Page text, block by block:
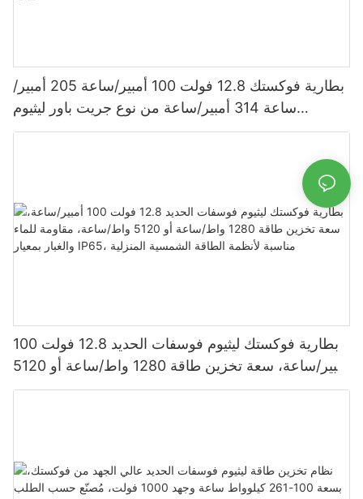
بطارية فوكستك 12.8 فولت 100 أمبير/ساعة 205 أمبير/
ساعة 314 أمبير/ساعة من نوع جريت باور ليثيوم
فوسفات الحديد 1280 واط/ساعة - 5120 واط/ساعة،
بطارية فوكستك ليثيوم فوسفات الحديد 12.8 فولت 100
أمبير/ساعة، سعة تخزين طاقة 1280 واط/ساعة أو 5120
واط/ساعة، مقاومة للماء والغبار بمعيار IP65، مناسبة